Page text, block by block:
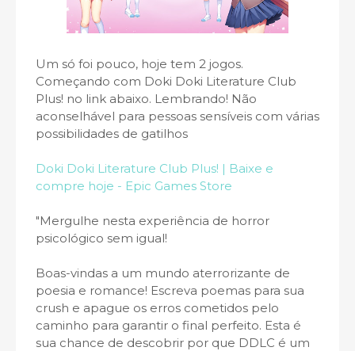
Um só foi pouco, hoje tem 2 jogos.
Começando com Doki Doki Literature Club
Plus! no link abaixo. Lembrando! Não
aconselhável para pessoas sensíveis com várias
possibilidades de gatilhos
Doki Doki Literature Club Plus! | Baixe e
compre hoje - Epic Games Store
"Mergulhe nesta experiência de horror
psicológico sem igual!
Boas-vindas a um mundo aterrorizante de
poesia e romance! Escreva poemas para sua
crush e apague os erros cometidos pelo
caminho para garantir o final perfeito. Esta é
sua chance de descobrir por que DDLC é um